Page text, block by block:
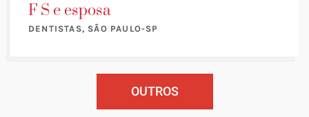
F S e esposa
DENTISTAS, SÃO PAULO-SP
OUTROS